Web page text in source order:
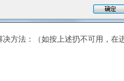
决方法：（如按上述扔不可用，在